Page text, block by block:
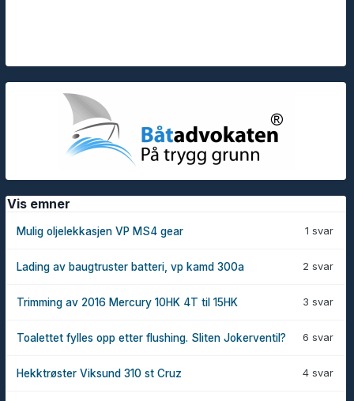
Vis emner
1 svar
Mulig oljelekkasjen VP MS4 gear
2 svar
Lading av baugtruster batteri, vp kamd 300a
3 svar
Trimming av 2016 Mercury 10HK 4T til 15HK
6 svar
Toalettet fylles opp etter flushing. Sliten Jokerventil?
4 svar
Hekktrøster Viksund 310 st Cruz